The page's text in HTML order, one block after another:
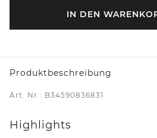
IN DEN
Produktbeschreibung
Art. Nr.: B34590836831
Highlights